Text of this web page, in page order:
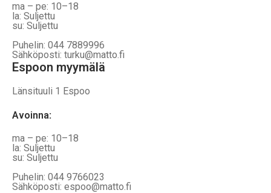
ma – pe: 10–18
la: Suljettu
su: Suljettu
Puhelin: 044 7889996
Sähköposti: turku@matto.fi
Espoon myymälä
Länsituuli 1 Espoo
Avoinna:
ma – pe: 10–18
la: Suljettu
su: Suljettu
Puhelin: 044 9766023
Sähköposti: espoo@matto.fi